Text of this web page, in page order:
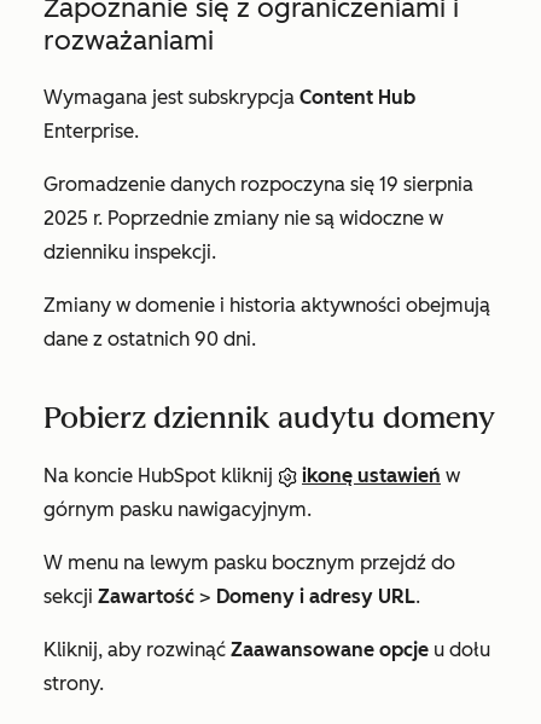
Zapoznanie się z ograniczeniami i
rozważaniami
Wymagana jest subskrypcja Content Hub
Enterprise.
Gromadzenie danych rozpoczyna się 19 sierpnia
2025 r. Poprzednie zmiany nie są widoczne w
dzienniku inspekcji.
Zmiany w domenie i historia aktywności obejmują
dane z ostatnich 90 dni.
Pobierz dziennik audytu domeny
Na koncie HubSpot kliknij ikonę ustawień w
górnym pasku nawigacyjnym.
W menu na lewym pasku bocznym przejdź do
sekcji Zawartość > Domeny i adresy URL.
Kliknij, aby rozwinąć Zaawansowane opcje u dołu
strony.